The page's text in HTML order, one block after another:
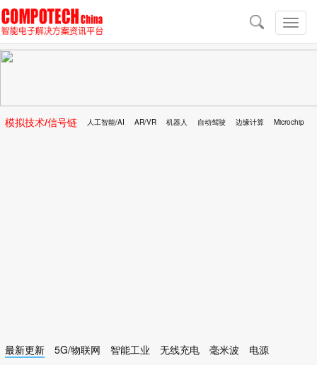
切
换
导
导
航
模拟技术/信号链 人工智能/AI AR/VR 机器人 自动驾驶 边缘计算 Microchip
最新更新 5G/物联网 智能工业 无线充电 毫米波
电源